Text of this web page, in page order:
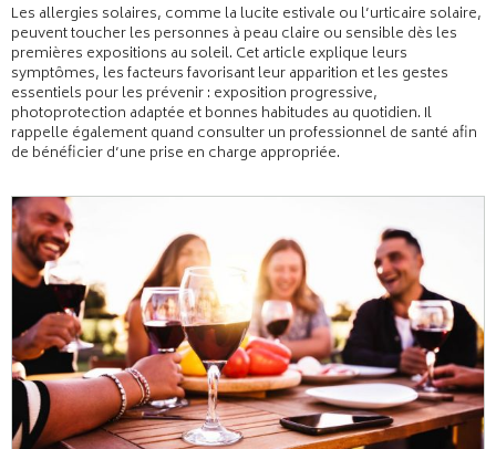
Les allergies solaires, comme la lucite estivale ou l’urticaire solaire,
peuvent toucher les personnes à peau claire ou sensible dès les
premières expositions au soleil. Cet article explique leurs
symptômes, les facteurs favorisant leur apparition et les gestes
essentiels pour les prévenir : exposition progressive,
photoprotection adaptée et bonnes habitudes au quotidien. Il
rappelle également quand consulter un professionnel de santé afin
de bénéficier d’une prise en charge appropriée.